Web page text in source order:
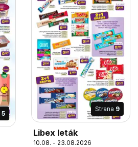
5
Strana 9
Libex leták
10.08. - 23.08.2026